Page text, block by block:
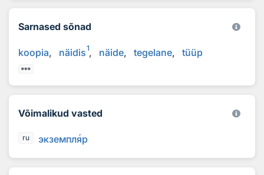
Sarnased sõnad
koopia näidis1 näide tegelane tüüp
Võimalikud vasted
ru экземпляр